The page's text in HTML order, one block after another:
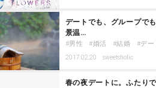
デートでも、グループで
景温…
男性 婚活 結婚 デー
2017.02.20 sweetsholic
春の夜デートに。ふたり